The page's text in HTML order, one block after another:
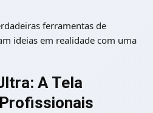
ferramentas de
ideias em realidade com uma
A Tela